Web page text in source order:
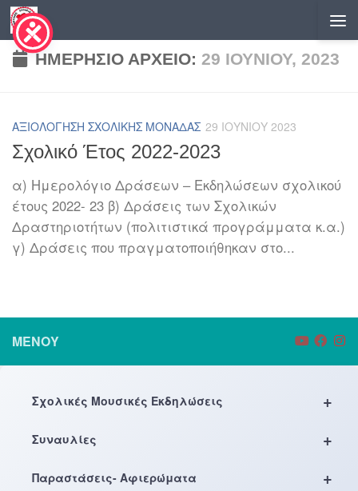
Skip to content
ΗΜΕΡΉΣΙΟ ΑΡΧΕΊΟ: 29 ΙΟΥΝΊΟΥ, 2023
ΑΞΙΟΛΌΓΗΣΗ ΣΧΟΛΙΚΉΣ ΜΟΝΆΔΑΣ 29 ΙΟΥΝΊΟΥ 2023
Σχολικό Έτος 2022-2023
α) Ημερολόγιο Δράσεων – Εκδηλώσεων σχολικού
έτους 2022- 23 β) Δράσεις των Σχολικών
Δραστηριοτήτων (πολιτιστικά προγράμματα κ.α.)
γ) Δράσεις που πραγματοποιήθηκαν στο...
ΜΕΝΟΎ
+
Σχολικές Μουσικές Εκδηλώσεις
+
Συναυλίες
+
Παραστάσεις- Αφιερώματα